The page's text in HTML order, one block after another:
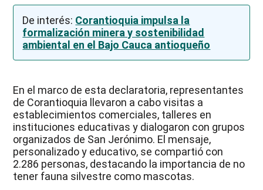
De interés: Corantioquia impulsa la
formalización minera y sostenibilidad
ambiental en el Bajo Cauca antioqueño
En el marco de esta declaratoria, representantes
de Corantioquia llevaron a cabo visitas a
establecimientos comerciales, talleres en
instituciones educativas y dialogaron con grupos
organizados de San Jerónimo. El mensaje,
personalizado y educativo, se compartió con
2.286 personas, destacando la importancia de no
tener fauna silvestre como mascotas.